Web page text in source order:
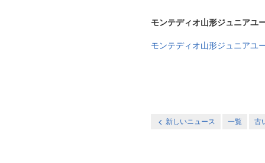
モンテディオ山形ジュニアユ
モンテディオ山形ジュニアユ
新しいニュース 一覧 古